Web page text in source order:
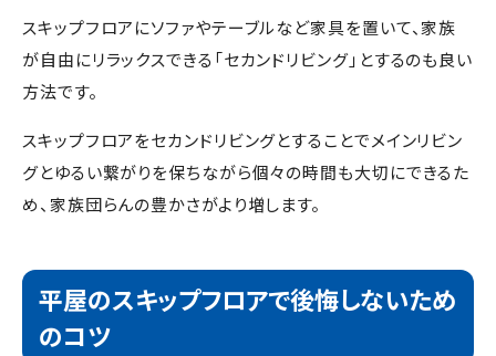
スキップフロアにソファやテーブルなど家具を置いて、家族
が自由にリラックスできる「セカンドリビング」とするのも良い
方法です。
スキップフロアをセカンドリビングとすることでメインリビン
グとゆるい繋がりを保ちながら個々の時間も大切にできるた
め、家族団らんの豊かさがより増します。
平屋のスキップフロアで後悔しないため
のコツ